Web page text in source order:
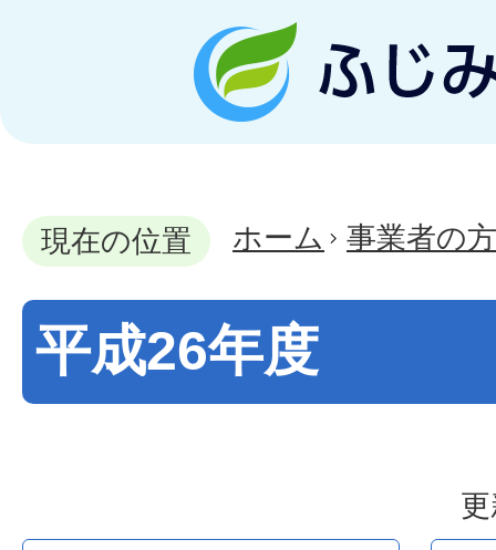
現在の位置 ホーム 事業者の
平成26年度